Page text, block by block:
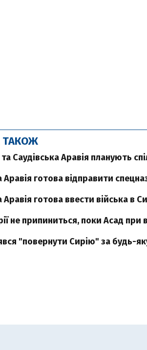
ТАКОЖ
Саудівська Аравія планують
Аравія готова відправити
Аравія готова ввести війська в
не припиниться, поки Асад при
"повернути Сирію" за будь-